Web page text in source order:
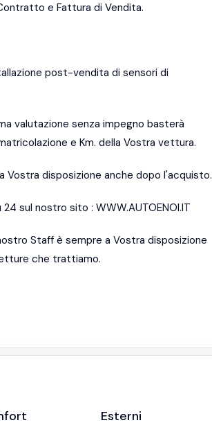
e Fattura di Vendita.
post-vendita di sensori di
valutazione senza impegno basterà
e Km. della Vostra vettura.
Vostra disposizione anche dopo l'acquisto.
sul nostro sito : WWW.AUTOENOI.IT
Staff è sempre a Vostra disposizione
che trattiamo.
Esterni